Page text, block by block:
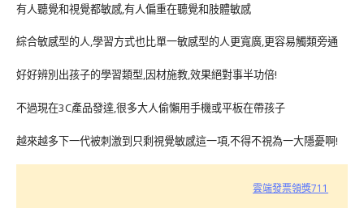
有人聽覺和視覺都敏感,有人偏重在聽覺和肢體敏感
綜合敏感型的人,學習方式也比單一敏感型的人更寬廣,更容易觸類旁通
好好辨別出孩子的學習類型,因材施教,效果絕對事半功倍!
不過現在3C產品發達,很多大人偷懶用手機或平板在帶孩子
越來越多下一代被刺激到只剩視覺敏感這一項,不得不視為一大隱憂啊!
雲端發票領獎711